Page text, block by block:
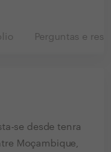
Perguntas e
se desde tenra
Moçambique,